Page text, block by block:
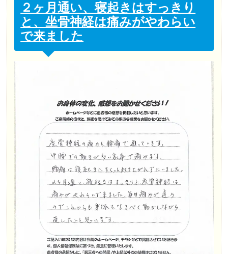
２ヶ月通い、寝起きはすっきり
と、坐骨神経は痛みがやわらい
で来ました